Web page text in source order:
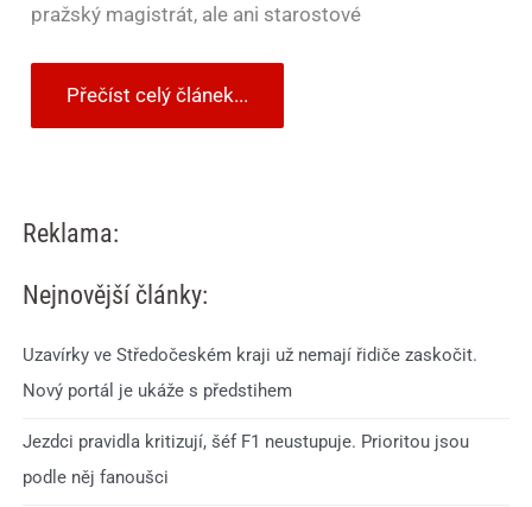
pražský magistrát, ale ani starostové
Přečíst celý článek...
Reklama:
Nejnovější články:
Uzavírky ve Středočeském kraji už nemají řidiče zaskočit.
Nový portál je ukáže s předstihem
Jezdci pravidla kritizují, šéf F1 neustupuje. Prioritou jsou
podle něj fanoušci